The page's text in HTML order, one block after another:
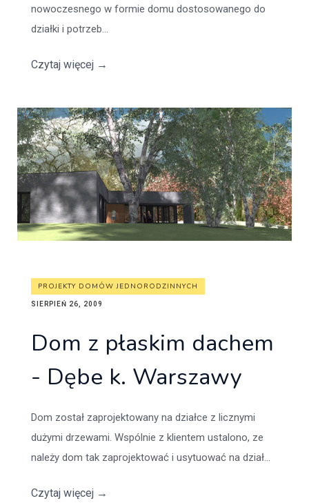
nowoczesnego w formie domu dostosowanego do
działki i potrzeb...
Czytaj więcej →
PROJEKTY DOMÓW JEDNORODZINNYCH
SIERPIEŃ 26, 2009
Dom z płaskim dachem
- Dębe k. Warszawy
Dom został zaprojektowany na działce z licznymi
dużymi drzewami. Wspólnie z klientem ustalono, ze
należy dom tak zaprojektować i usytuować na dział...
Czytaj więcej →